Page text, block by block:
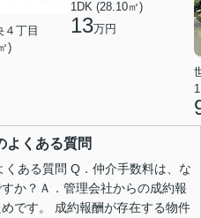
４丁目
)
1DK (28.10㎡)
13万円
よくある質問
ある質問 Q．仲介手数料は、な
か？Ａ．管理会社からの成約報
です。 成約報酬が存在する物件